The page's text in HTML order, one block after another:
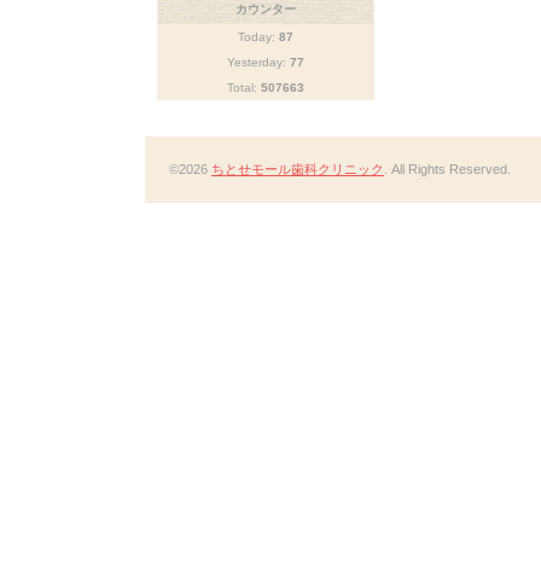
カウンター
Today: 87
Yesterday: 77
Total: 507663
©2026 ちとせモール歯科クリニック . All Rights Reserved.